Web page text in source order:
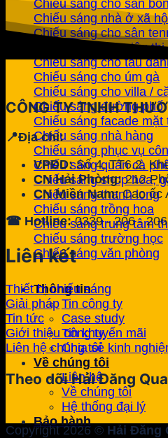
Chiếu sáng cho sân
Chiếu sáng nhà ở xã
Chiếu sáng cho sân
Chiếu sáng cho siêu
Chiếu sáng cho tàu
Chiếu sáng cho úm gà
Chiếu sáng cho villa /
Chiếu sáng đường phố
Chiếu sáng facade mặt
Chiếu sáng nhà hàng
Chiếu sáng phục vụ
Chiếu sáng quán cà
Chiếu sáng shop hoa,
Chiếu sáng thanh long
Chiếu sáng trồng hoa
Chiếu sáng trung tâm
Chiếu sáng trường học
Chiếu sáng văn phòng
Thông tin
Tin công ty
Case study
Tin khuyến mãi
Chia sẻ kinh
Về chúng tôi
Liên hệ
Về chúng tôi
Hệ thống đại lý
Bảo hành
CÔNG TY TNHH
📍Địa chỉ:
VPĐD:Số 4, TT6.2,
CN Hải Phòng:212
CN Miền Nam:Cao ốc
☎ Hotline:0339 - 206 - 206
Liên kết
Thiết bị chiếu sáng
Giải pháp
Tin tức
Giới thiệu công ty
Liên hệ chúng tôi
Theo dõi Hải Đăng
Copyright 2026 © Hải Đăng